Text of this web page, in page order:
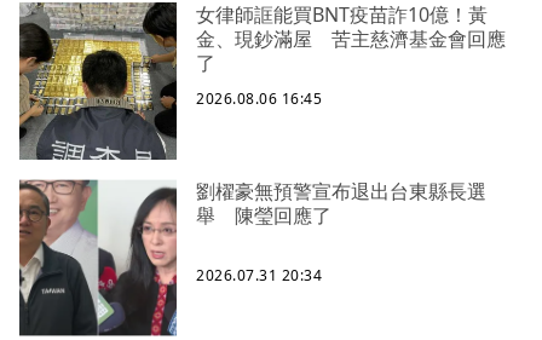
女律師誆能買BNT疫苗詐10億！黃
金、現鈔滿屋 苦主慈濟基金會回應
了
2026.08.06 16:45
劉櫂豪無預警宣布退出台東縣長選
舉 陳瑩回應了
2026.07.31 20:34